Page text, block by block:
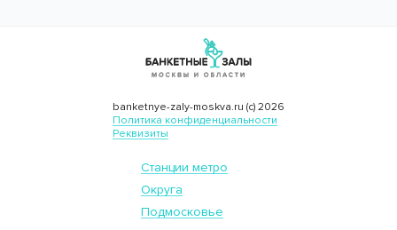
banketnye-zaly-moskva.ru (с) 2026
Политика конфиденциальности
Реквизиты
Станции метро
Округа
Подмосковье